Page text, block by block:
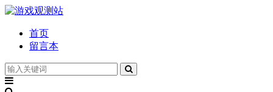
首页
留言本